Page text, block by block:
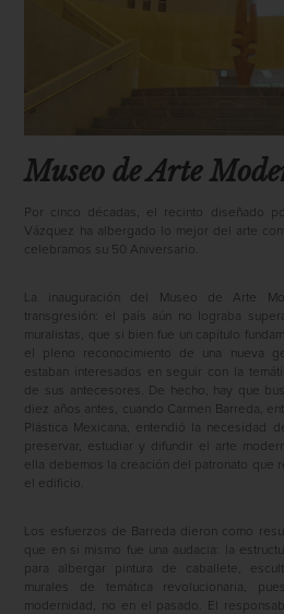
Museo de Arte
Por cinco décadas, el recinto diseñado
Vázquez ha albergado lo mejor del arte
celebramos su 50 Aniversario.
La inauguración del Museo de Arte
transgresión: el país aún no lograba
muralistas, que si bien fue un capítulo
el pleno reconocimiento de una nueva
estaban interesados en seguir con la
de sus antecesores. De hecho, hay que
diez años antes, cuando Carmen Barreda,
Plástica Mexicana, entendió la necesidad
preservar, estudiar y difundir el arte
ella debemos la creación del patronato que
el edificio.
Los esfuerzos de Barreda dieron como
que en si mismo fue una audacia: la
para albergar pintura de caballete,
murales de temática revolucionaria,
modernidad, no en el pasado. El